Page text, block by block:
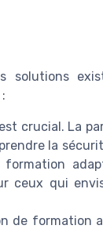
solutions
crucial. La
la
ceux qui
de formation